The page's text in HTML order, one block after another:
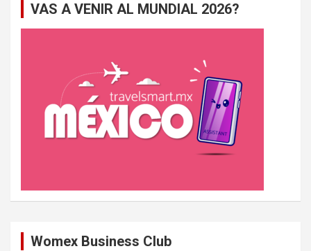
c
VAS A VENIR AL MUNDIAL 2026?
Womex Business Club